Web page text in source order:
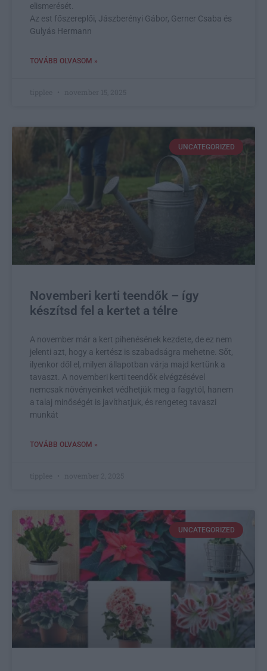
elismerését.
Az est főszereplői, Jászberényi Gábor, Gerner Csaba és
Gulyás Hermann
TOVÁBB OLVASOM »
UNCATEGORIZED
Novemberi kerti teendők – így
készítsd fel a kertet a télre
A november már a kert pihenésének kezdete, de ez nem
jelenti azt, hogy a kertész is szabadságra mehetne. Sőt,
ilyenkor dől el, milyen állapotban várja majd kertünk a
tavaszt. A novemberi kerti teendők elvégzésével
nemcsak növényeinket védhetjük meg a fagytól, hanem
a talaj minőségét is javíthatjuk, és rengeteg tavaszi
munkát
TOVÁBB OLVASOM »
UNCATEGORIZED